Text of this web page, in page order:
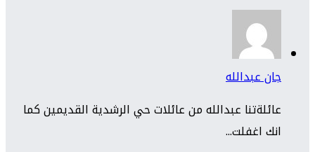
جان عبدالله
عائلةتنا عبدالله من عائلات حي الرشدية القديمين كما
انك اغفلت...